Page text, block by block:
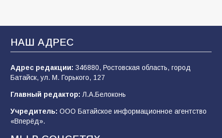
В Батайске продолжаются дорожные работы
108 04.08.2026
строительные профессии в ходе
спортивного праздника
90
НАШ АДРЕС
Адрес редакции: 346880, Ростовская область, город
Батайск, ул. М. Горького, 127
Главный редактор: Л.А.Белоконь
Учредитель: ООО Батайское информационное агентство
«Вперёд».